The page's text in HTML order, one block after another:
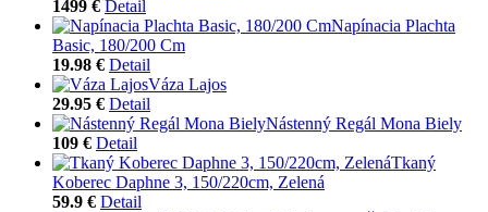
1499 € Detail
Napínacia Plachta
Basic, 180/200 Cm
19.98 € Detail
Váza Lajos
29.95 € Detail
Nástenný Regál Mona Biely
109 € Detail
Tkaný
Koberec Daphne 3, 150/220cm, Zelená
59.9 € Detail